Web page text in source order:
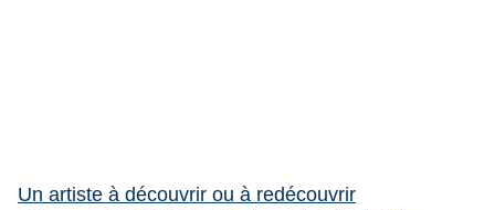
Un artiste à découvrir ou à redécouvrir